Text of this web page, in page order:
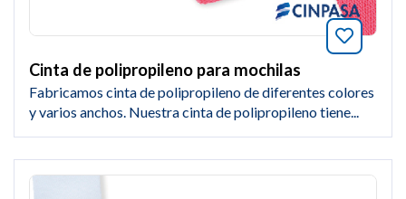
Añade
Cinta de polipropileno para mochilas
Fabricamos cinta de polipropileno de diferentes colores
y varios anchos. Nuestra cinta de polipropileno tiene...